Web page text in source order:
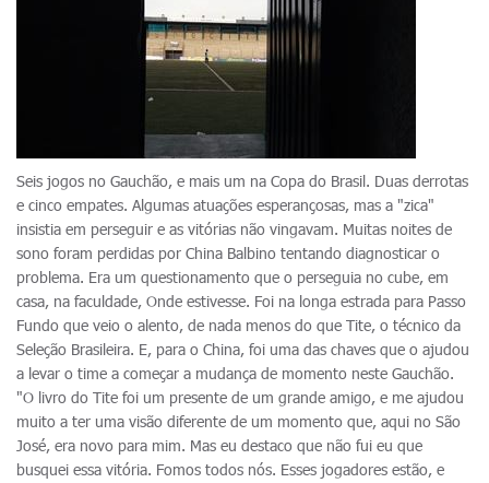
Seis jogos no Gauchão, e mais um na Copa do Brasil. Duas derrotas
e cinco empates. Algumas atuações esperançosas, mas a "zica"
insistia em perseguir e as vitórias não vingavam. Muitas noites de
sono foram perdidas por China Balbino tentando diagnosticar o
problema. Era um questionamento que o perseguia no cube, em
casa, na faculdade, Onde estivesse. Foi na longa estrada para Passo
Fundo que veio o alento, de nada menos do que Tite, o técnico da
Seleção Brasileira. E, para o China, foi uma das chaves que o ajudou
a levar o time a começar a mudança de momento neste Gauchão.
"O livro do Tite foi um presente de um grande amigo, e me ajudou
muito a ter uma visão diferente de um momento que, aqui no São
José, era novo para mim. Mas eu destaco que não fui eu que
busquei essa vitória. Fomos todos nós. Esses jogadores estão, e